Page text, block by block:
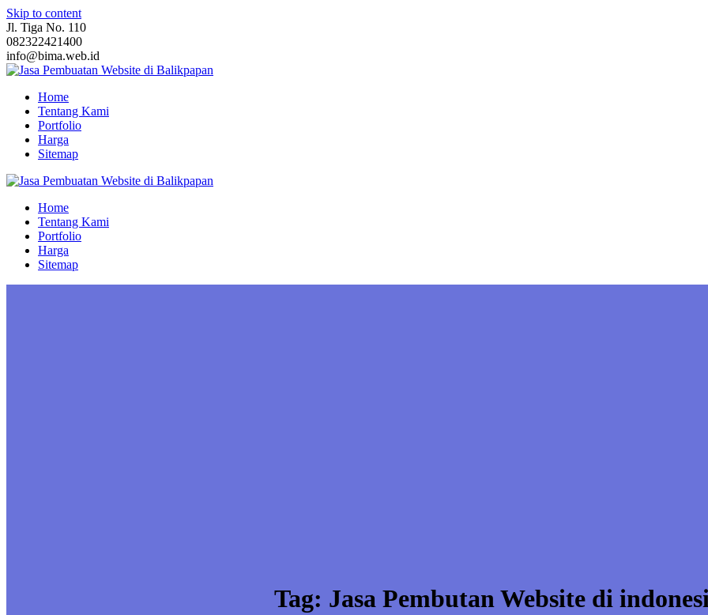
Skip to content
Jl. Tiga No. 110
082322421400
info@bima.web.id
Home
Tentang Kami
Portfolio
Harga
Sitemap
Home
Tentang Kami
Portfolio
Harga
Sitemap
Tag: Jasa Pembutan Website di